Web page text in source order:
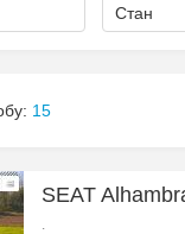
Стан
15
SEAT
.